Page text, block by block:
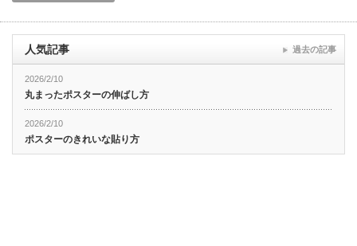
人気記事
2026/2/10
丸まったポスターの伸ばし方
2026/2/10
ポスターのきれいな貼り方
過去の記事